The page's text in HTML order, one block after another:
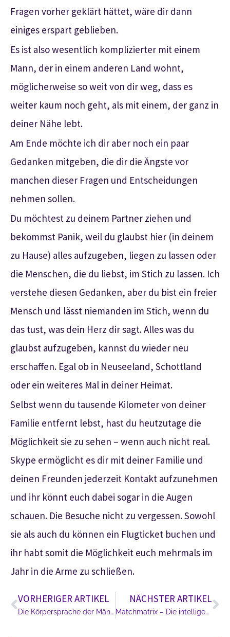
Fragen vorher geklärt hättet, wäre dir dann
einiges erspart geblieben.
Es ist also wesentlich komplizierter mit einem
Mann, der in einem anderen Land wohnt,
möglicherweise so weit von dir weg, dass es
weiter kaum noch geht, als mit einem, der ganz in
deiner Nähe lebt.
Am Ende möchte ich dir aber noch ein paar
Gedanken mitgeben, die dir die Ängste vor
manchen dieser Fragen und Entscheidungen
nehmen sollen.
Du möchtest zu deinem Partner ziehen und
bekommst Panik, weil du glaubst hier (in deinem
zu Hause) alles aufzugeben, liegen zu lassen oder
die Menschen, die du liebst, im Stich zu lassen. Ich
verstehe diesen Gedanken, aber du bist ein freier
Mensch und lässt niemanden im Stich, wenn du
das tust, was dein Herz dir sagt. Alles was du
glaubst aufzugeben, kannst du wieder neu
erschaffen. Egal ob in Neuseeland, Schottland
oder ein weiteres Mal in deiner Heimat.
Selbst wenn du tausende Kilometer von deiner
Familie entfernt lebst, hast du heutzutage die
Möglichkeit sie zu sehen – wenn auch nicht real.
Skype ermöglicht es dir mit deiner Familie und
deinen Freunden jederzeit Kontakt aufzunehmen
und ihr könnt euch dabei sogar in die Augen
schauen. Die Besuche nicht zu vergessen. Sowohl
sie als auch du können ein Flugticket buchen und
ihr habt somit die Möglichkeit euch mehrmals im
Jahr in die Arme zu schließen.
VORHERIGER ARTIKEL
Die Körpersprache der Männer
NÄCHSTER ARTIKEL
Matchmatrix – Die intelligente Form des Verliebens